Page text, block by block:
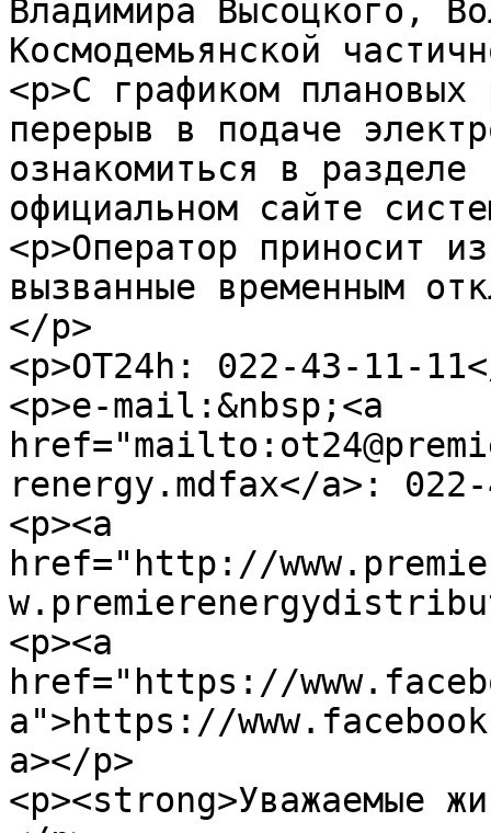
Владимира Высоцкого,
Космодемьянской
<p>С графиком
перерыв в подаче
ознакомиться в
официальном сайте
<p>Оператор приносит
вызванные временным
</p>
<p>OT24h: 022-43-11-
<p>e-mail:&nbsp;<a
renergy.mdfax</a>:
<p><a
href="http://
<p><a
href="https://
a">https://
a></p>
<p><strong>Уважаемые